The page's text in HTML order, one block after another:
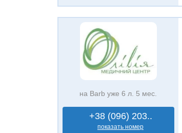
на Barb уже 6 л. 5 мес.
+38 (096) 203..
показать номер